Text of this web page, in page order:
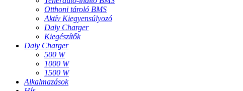
Otthoni tároló BMS
Aktív Kiegyensúlyozó
Daly Charger
Kiegészítők
Daly Charger
500 W
1000 W
1500 W
Alkalmazások